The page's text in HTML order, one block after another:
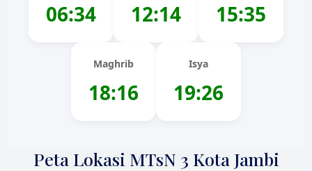
06:34 12:14 15:35
Maghrib
18:16
Isya
19:26
Peta Lokasi MTsN 3 Kota Jambi